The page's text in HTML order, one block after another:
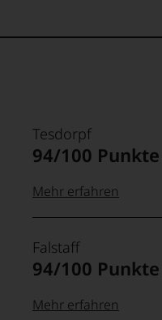
Tesdorpf
94/100 Punkte
Der
Name
steht
Mehr erfahren
Falstaff
94/100 Punkte
Mehr erfahren